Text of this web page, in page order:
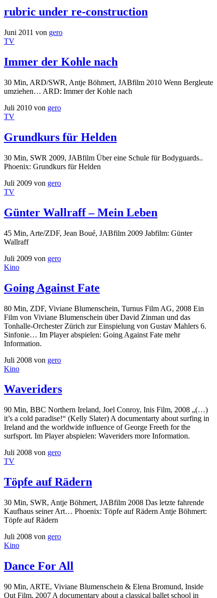
rubric under re-construction
Juni 2011 von gero
TV
Immer der Kohle nach
30 Min, ARD/SWR, Antje Böhmert, JABfilm 2010 Wenn Bergleute
umziehen… ARD: Immer der Kohle nach
Juli 2010 von gero
TV
Grundkurs für Helden
30 Min, SWR 2009, JABfilm Über eine Schule für Bodyguards..
Phoenix: Grundkurs für Helden
Juli 2009 von gero
TV
Günter Wallraff – Mein Leben
45 Min, Arte/ZDF, Jean Boué, JABfilm 2009 Jabfilm: Günter
Wallraff
Juli 2009 von gero
Kino
Going Against Fate
80 Min, ZDF, Viviane Blumenschein, Turnus Film AG, 2008 Ein
Film von Viviane Blumenschein über David Zinman und das
Tonhalle-Orchester Zürich zur Einspielung von Gustav Mahlers 6.
Sinfonie… Im Player abspielen: Going Against Fate mehr
Information.
Juli 2008 von gero
Kino
Waveriders
90 Min, BBC Northern Ireland, Joel Conroy, Inis Film, 2008 „(…)
it’s a cold paradise!“ (Kelly Slater) A documentarty about surfing in
Ireland and the worldwide influence of George Freeth for the
surfsport. Im Player abspielen: Waveriders more Information.
Juli 2008 von gero
TV
Töpfe auf Rädern
30 Min, SWR, Antje Böhmert, JABfilm 2008 Das letzte fahrende
Kaufhaus seiner Art… Phoenix: Töpfe auf Rädern Antje Böhmert:
Töpfe auf Rädern
Juli 2008 von gero
Kino
Dance For All
90 Min, ARTE, Viviane Blumenschein & Elena Bromund, Inside
Out Film, 2007 A documentary about a classical ballet school in